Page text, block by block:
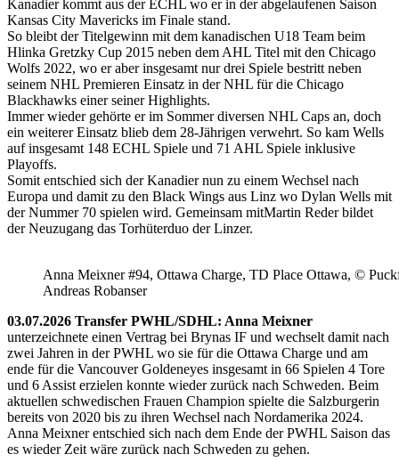
Kanadier kommt aus der ECHL wo er in der abgelaufenen Saison
Kansas City Mavericks im Finale stand.
So bleibt der Titelgewinn mit dem kanadischen U18 Team beim
Hlinka Gretzky Cup 2015 neben dem AHL Titel mit den Chicago
Wolfs 2022, wo er aber insgesamt nur drei Spiele bestritt neben
seinem NHL Premieren Einsatz in der NHL für die Chicago
Blackhawks einer seiner Highlights.
Immer wieder gehörte er im Sommer diversen NHL Caps an, doch
ein weiterer Einsatz blieb dem 28-Jährigen verwehrt. So kam Wells
auf insgesamt 148 ECHL Spiele und 71 AHL Spiele inklusive
Playoffs.
Somit entschied sich der Kanadier nun zu einem Wechsel nach
Europa und damit zu den Black Wings aus Linz wo Dylan Wells mit
der Nummer 70 spielen wird. Gemeinsam mitMartin Reder bildet
der Neuzugang das Torhüterduo der Linzer.
Anna Meixner #94, Ottawa Charge, TD Place Ottawa, ©
Andreas Robanser
03.07.2026 Transfer PWHL/SDHL: Anna Meixner
unterzeichnete einen Vertrag bei Brynas IF und wechselt damit nach
zwei Jahren in der PWHL wo sie für die Ottawa Charge und am
ende für die Vancouver Goldeneyes insgesamt in 66 Spielen 4 Tore
und 6 Assist erzielen konnte wieder zurück nach Schweden. Beim
aktuellen schwedischen Frauen Champion spielte die Salzburgerin
bereits von 2020 bis zu ihren Wechsel nach Nordamerika 2024.
Anna Meixner entschied sich nach dem Ende der PWHL Saison das
es wieder Zeit wäre zurück nach Schweden zu gehen.